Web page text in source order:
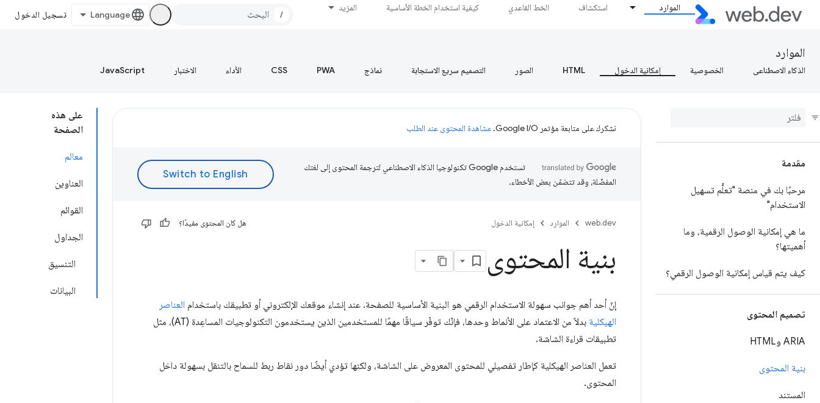
الموارد استكشاف الخط القاعدي كيفية استخدام الخطة الأساسية المزيد
/ تسجيل الدخول
الموارد
الذكاء الاصطناعي الخصوصية إمكانية الدخول HTML الصور التصميم سريع الاستجابة نماذج PWA
CSS الأداء الاختبار JavaScript
مقدمة
مرحبًا بك في منصة "تعلُّم تسهيل
الاستخدام"
ما هي إمكانية الوصول الرقمية، وما
أهميتها؟
كيف يتم قياس إمكانية الوصول الرقمي؟
تصميم المحتوى
ARIA وHTML
بنية المحتوى
المستند
على هذه
الصفحة
معالم
العناوين
القوائم
الجداول
التنسيق
البيانات
نشكرك على متابعة مؤتمر Google I/O. مشاهدة المحتوى عند الطلب
تستخدم Google تكنولوجيا الذكاء الاصطناعي لترجمة المحتوى إلى لغتك
المفضّلة، وقد تتضمّن بعض الأخطاء.
web.dev الموارد إمكانية الدخول هل كان المحتوى مفيدًا؟
بنية المحتوى
إنّ أحد أهم جوانب سهولة الاستخدام الرقمي هو البنية الأساسية للصفحة. عند إنشاء موقعك الإلكتروني أو تطبيقك باستخدام العناصر
الهيكلية
بدلاً من الاعتماد على الأنماط وحدها، فإنّك توفّر سياقًا مهمًا للمستخدمين الذين يستخدمون التكنولوجيات المساعِدة (AT)، مثل
تطبيقات قراءة الشاشة.
تعمل العناصر الهيكلية كإطار تفصيلي للمحتوى المعروض على الشاشة، ولكنها تؤدي أيضًا دور نقاط ربط للسماح بالتنقل بسهولة داخل
المحتوى.